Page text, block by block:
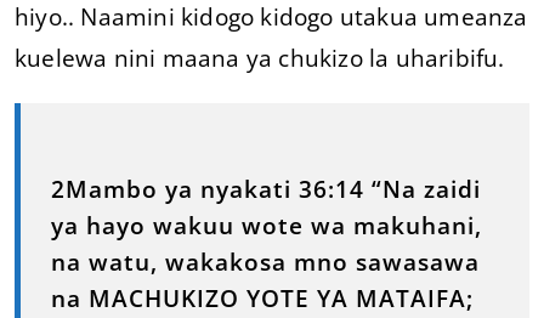
hiyo.. Naamini kidogo kidogo utakua umeanza
kuelewa nini maana ya chukizo la uharibifu.
2Mambo ya nyakati 36:14 “Na zaidi
ya hayo wakuu wote wa makuhani,
na watu, wakakosa mno sawasawa
na MACHUKIZO YOTE YA MATAIFA;